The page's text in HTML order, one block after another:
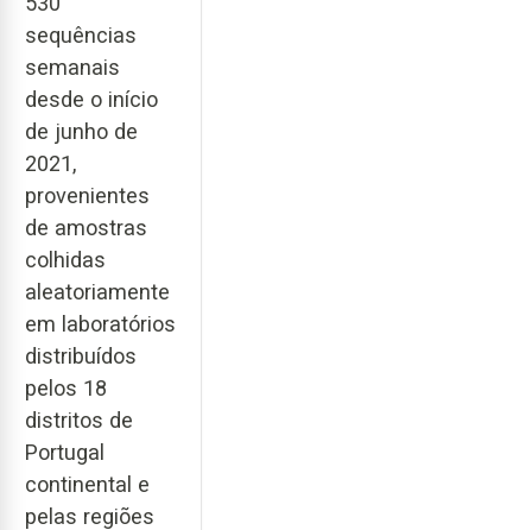
sequências
semanais
desde o início
de junho de
2021,
provenientes
de amostras
colhidas
aleatoriamente
em laboratórios
distribuídos
pelos 18
distritos de
Portugal
continental e
pelas regiões